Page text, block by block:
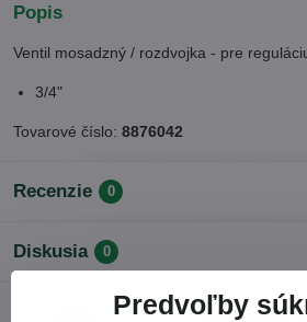
Popis
Ventil mosadzný / rozdvojka - pre
3/4"
Tovarové číslo: 8876042
Recenzie 0
Diskusia 0
Predvoľby